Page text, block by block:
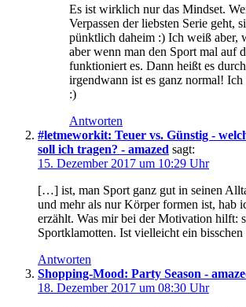
Es ist wirklich nur das Mindset.
Verpassen der liebsten Serie geht,
pünktlich daheim :) Ich weiß aber,
aber wenn man den Sport mal auf
funktioniert es. Dann heißt es
irgendwann ist es ganz normal!
:)
Antworten
#letmeworkit: Teuer vs. Günstig -
soll ich tragen? - amazed sagt:
15. Dezember 2017 um 10:29 Uhr
[…] ist, man Sport ganz gut in seinen
und mehr als nur Körper formen ist, hab
erzählt. Was mir bei der Motivation hilft:
Sportklamotten. Ist vielleicht ein
Antworten
Shopping-Mood: Party Season -
18. Dezember 2017 um 08:30 Uhr